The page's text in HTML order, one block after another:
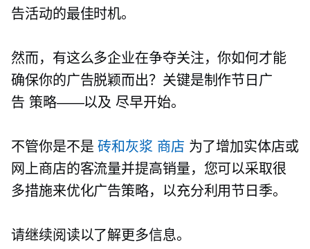
告活动的最佳时机。
然而，有这么多企业在争夺关注，你如何才能
确保你的广告脱颖而出？关键是制作节日广
告 策略——以及 尽早开始。
不管你是不是砖和灰浆 商店 为了增加实体店或
网上商店的客流量并提高销量，您可以采取很
多措施来优化广告策略，以充分利用节日季。
请继续阅读以了解更多信息。